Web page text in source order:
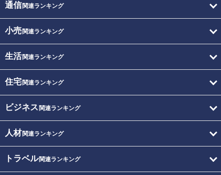
通信関連ランキング
小売関連ランキング
生活関連ランキング
住宅関連ランキング
ビジネス 関連ランキング
人材関連ランキング
トラベル関連ランキング